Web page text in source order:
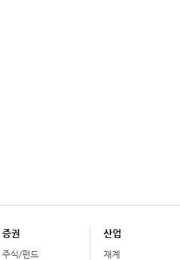
증권
주식/펀드
산업
재계